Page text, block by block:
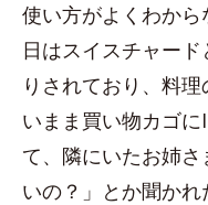
使い方がよくわか
日はスイスチャー
りされており、料
いまま買い物カゴ
て、隣にいたお姉
いの？」とか聞か